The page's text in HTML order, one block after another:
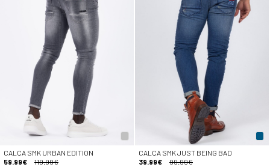
CALÇA SMK URBAN EDITION
59.99€
119.99€
CALÇA SMK JUST BEING BAD
39.99€
99.99€